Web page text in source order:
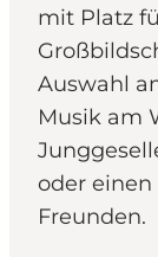
mit Platz
Auswahl
Musik am
oder
Freunden.